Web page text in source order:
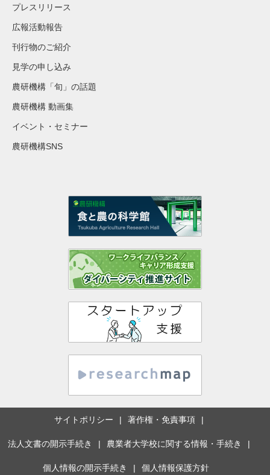
プレスリリース
広報活動報告
刊行物のご紹介
見学の申し込み
農研機構「旬」の話題
農研機構 動画集
イベント・セミナー
農研機構SNS
サイトポリシー 著作権・免責事項
法人文書の開示手続き 農業者大学校に関する情報・手続き
個人情報の開示手続き 個人情報保護方針